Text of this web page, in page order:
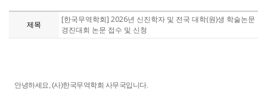
제목
[한국무역학회] 2026년 신진학자 및 전국 대학(원)생 학술논문
경진대회 논문 접수 및 신청
안녕하세요, (사)한국무역학회 사무국입니다.